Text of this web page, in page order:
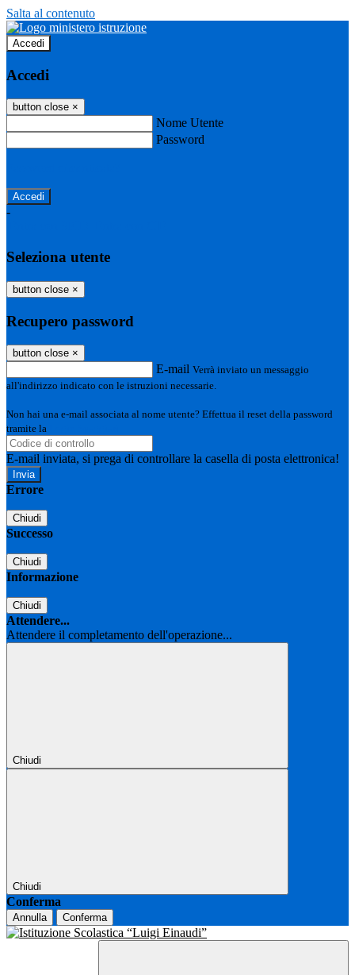
Salta al contenuto
Accedi
Accedi
button close ×
Nome Utente
Password
-
Seleziona utente
button close ×
Recupero password
button close ×
E-mail Verrà inviato un messaggio
all'indirizzo indicato con le istruzioni necessarie.
Non hai una e-mail associata al nome utente? Effettua il reset della password
tramite la
E-mail inviata, si prega di controllare la casella di posta elettronica!
Errore
Chiudi
Successo
Chiudi
Informazione
Chiudi
Attendere...
Attendere il completamento dell'operazione...
Chiudi
Chiudi
Conferma
Annulla Conferma